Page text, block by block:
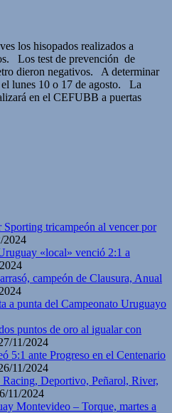
los hisopados realizados a
Los test de prevención de
dieron negativos. A determinar
lunes 10 o 17 de agosto. La
en el CEFUBB a puertas
tricampeón al vencer por
2024
«local» venció 2:1 a
campeón de Clausura, Anual
a punta del Campeonato Uruguayo
puntos de oro al igualar con
11/2024
5:1 ante Progreso en el Centenario
11/2024
Deportivo, Peñarol, River,
11/2024
Montevideo – Torque, martes a